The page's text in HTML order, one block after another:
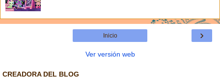
›
Inicio
Ver versión web
CREADORA DEL BLOG